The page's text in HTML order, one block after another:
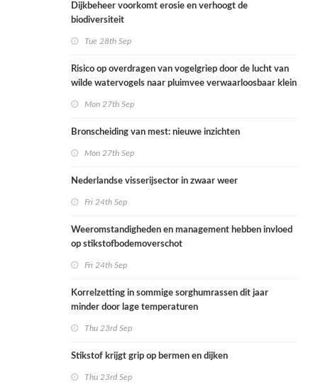
Dijkbeheer voorkomt erosie en verhoogt de
biodiversiteit
Tue 28th Sep
Risico op overdragen van vogelgriep door de lucht van
wilde watervogels naar pluimvee verwaarloosbaar klein
Mon 27th Sep
Bronscheiding van mest: nieuwe inzichten
Mon 27th Sep
Nederlandse visserijsector in zwaar weer
Fri 24th Sep
Weeromstandigheden en management hebben invloed
op stikstofbodemoverschot
Fri 24th Sep
Korrelzetting in sommige sorghumrassen dit jaar
minder door lage temperaturen
Thu 23rd Sep
Stikstof krijgt grip op bermen en dijken
Thu 23rd Sep